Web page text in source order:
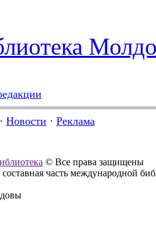
· Новости · Реклама
© Все права защищены
часть международной